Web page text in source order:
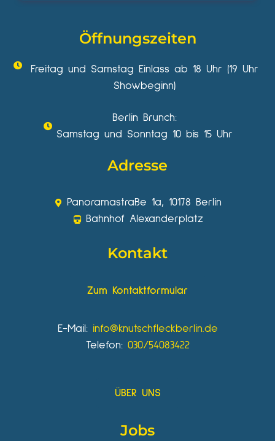
Öffnungszeiten
Freitag und Samstag Einlass ab 18 Uhr (19 Uhr
Showbeginn)
Berlin Brunch:
Samstag und Sonntag 10 bis 15 Uhr
Adresse
Panoramastraße 1a, 10178 Berlin
Bahnhof Alexanderplatz
Kontakt
Zum Kontaktformular
E-Mail: info@knutschfleckberlin.de
Telefon: 030/54083422
ÜBER UNS
Jobs